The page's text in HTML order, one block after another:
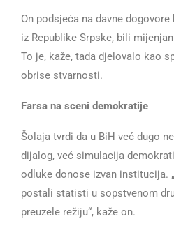
On podsjeća na davne
iz Republike Srpske, bili
To je, kaže, tada djelovalo kao
obrise stvarnosti.
Farsa na sceni demokratije
Šolaja tvrdi da u BiH već dugo
dijalog, već simulacija
odluke donose izvan institucija.
postali statisti u sopstvenom
preuzele režiju“, kaže on.